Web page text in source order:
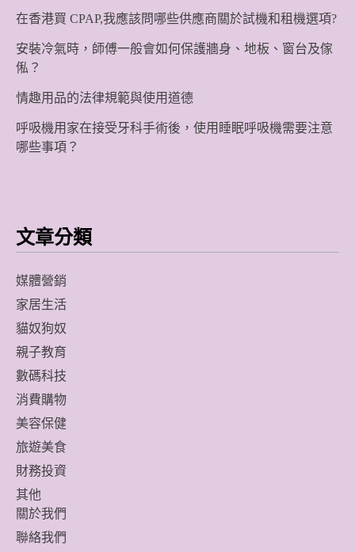
在香港買 CPAP,我應該問哪些供應商關於試機和租機選項?
安裝冷氣時，師傅一般會如何保護牆身、地板、窗台及傢
俬？
情趣用品的法律規範與使用道德
呼吸機用家在接受牙科手術後，使用睡眠呼吸機需要注意
哪些事項？
文章分類
媒體營銷
家居生活
貓奴狗奴
親子教育
數碼科技
消費購物
美容保健
旅遊美食
財務投資
其他
關於我們
聯絡我們